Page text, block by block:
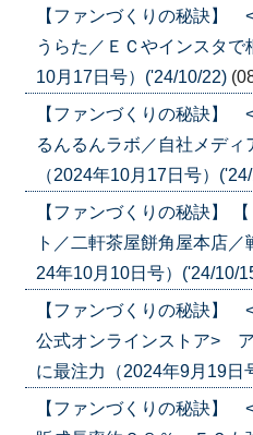
【ファンづくりの秘訣】
うらた／ＥＣやインスタ
10月17日号）('24/10/22)
【ファンづくりの秘訣】
るんるんラボ／自社メデ
（2024年10月17日号）
【ファンづくりの秘訣】
ト／二軒茶屋餅角屋本店
24年10月10日号）('24/10/
【ファンづくりの秘訣
公式オンラインストア>
に最注力（2024年9月19日
【ファンづくりの秘訣】